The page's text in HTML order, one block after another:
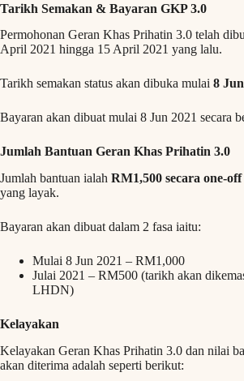
Tarikh Semakan & Bayaran GKP 3.0
Permohonan Geran Khas Prihatin 3.0 telah
April 2021 hingga 15 April 2021 yang lalu.
Tarikh semakan status akan dibuka mulai 8
Bayaran akan dibuat mulai 8 Jun 2021 secara
Jumlah Bantuan Geran Khas Prihatin 3.0
Jumlah bantuan ialah RM1,500 secara one-off
yang layak.
Bayaran akan dibuat dalam 2 fasa iaitu:
Mulai 8 Jun 2021 – RM1,000
Julai 2021 – RM500 (tarikh akan
LHDN)
Kelayakan
Kelayakan Geran Khas Prihatin 3.0 dan nilai
akan diterima adalah seperti berikut: